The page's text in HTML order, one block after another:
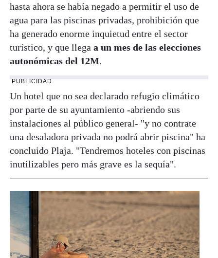
hasta ahora se había negado a permitir el uso de
agua para las piscinas privadas, prohibición que
ha generado enorme inquietud entre el sector
turístico, y que llega a un mes de las elecciones
autonómicas del 12M.
PUBLICIDAD
Un hotel que no sea declarado refugio climático
por parte de su ayuntamiento -abriendo sus
instalaciones al público general- "y no contrate
una desaladora privada no podrá abrir piscina" ha
concluido Plaja. "Tendremos hoteles con piscinas
inutilizables pero más grave es la sequía".